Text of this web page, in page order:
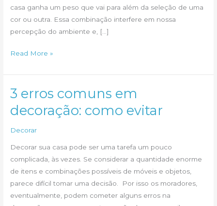
casa ganha um peso que vai para além da seleção de uma
cor ou outra. Essa combinação interfere em nossa
percepção do ambiente e, […]
Cores
a
pintura
sua
Read More »
3 erros comuns em
decoração: como evitar
Decorar
Decorar sua casa pode ser uma tarefa um pouco
complicada, às vezes. Se considerar a quantidade enorme
de itens e combinações possíveis de móveis e objetos,
parece difícil tomar uma decisão. Por isso os moradores,
eventualmente, podem cometer alguns erros na